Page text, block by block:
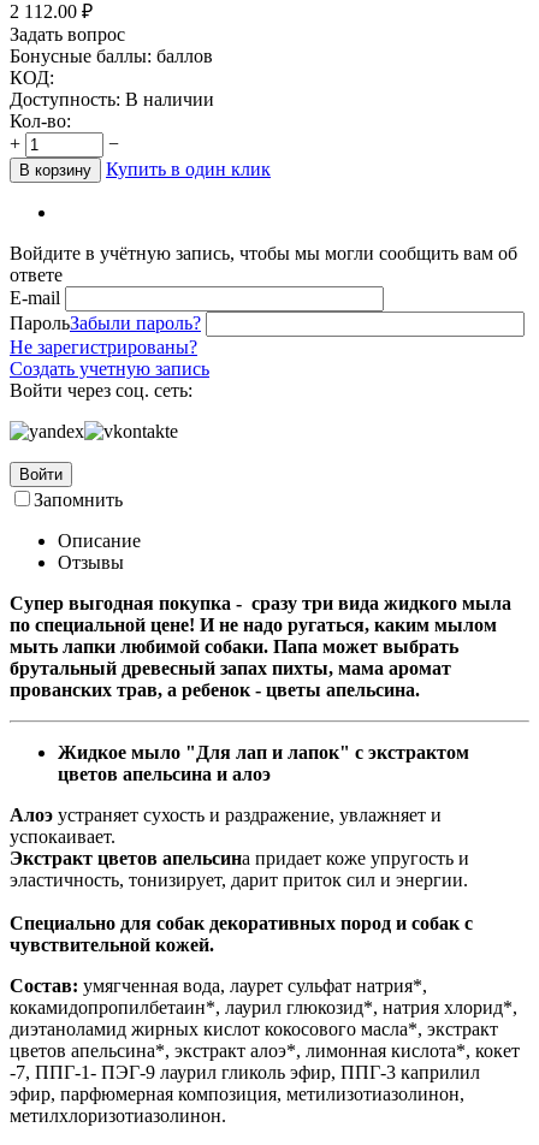
2 112.00 ₽
Задать вопрос
Бонусные баллы: баллов
КОД:
Доступность: В наличии
Кол-во:
+
−
В корзину Купить в один клик
Войдите в учётную запись, чтобы мы могли сообщить вам об
ответе
E-mail
ПарольЗабыли пароль?
Не зарегистрированы?
Создать учетную запись
Войти через соц. сеть:
Войти
Запомнить
Описание
Отзывы
Супер выгодная покупка - сразу три вида жидкого мыла
по специальной цене! И не надо ругаться, каким мылом
мыть лапки любимой собаки. Папа может выбрать
брутальный древесный запах пихты, мама аромат
прованских трав, а ребенок - цветы апельсина.
Жидкое мыло "Для лап и лапок" с экстрактом
цветов апельсина и алоэ
Алоэ устраняет сухость и раздражение, увлажняет и
успокаивает.
Экстракт цветов апельсина придает коже упругость и
эластичность, тонизирует, дарит приток сил и энергии.
Специально для собак декоративных пород и собак с
чувствительной кожей.
Состав: умягченная вода, лаурет сульфат натрия*,
кокамидопропилбетаин*, лаурил глюкозид*, натрия хлорид*,
диэтаноламид жирных кислот кокосового масла*, экстракт
цветов апельсина*, экстракт алоэ*, лимонная кислота*, кокет
-7, ППГ-1- ПЭГ-9 лаурил гликоль эфир, ППГ-3 каприлил
эфир, парфюмерная композиция, метилизотиазолинон,
метилхлоризотиазолинон.